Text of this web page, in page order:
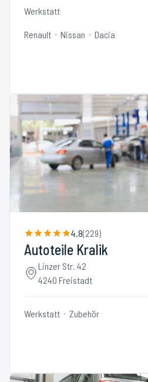
Werkstatt
Renault Nissan Dacia
4.8(229)
Autoteile Kralik
Linzer Str. 42
4240 Freistadt
Werkstatt Zubehör